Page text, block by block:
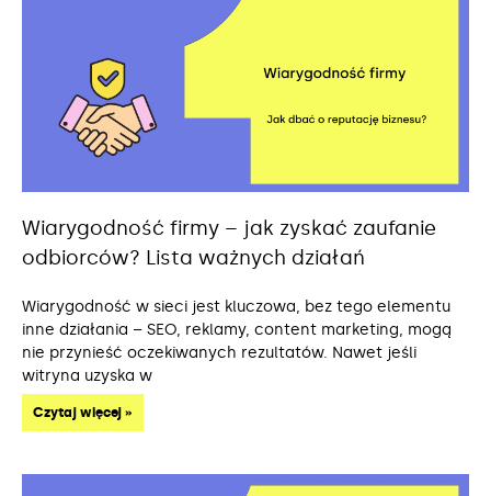
Wiarygodność firmy – jak zyskać zaufanie
odbiorców? Lista ważnych działań
Wiarygodność w sieci jest kluczowa, bez tego elementu
inne działania – SEO, reklamy, content marketing, mogą
nie przynieść oczekiwanych rezultatów. Nawet jeśli
witryna uzyska w
Czytaj więcej »